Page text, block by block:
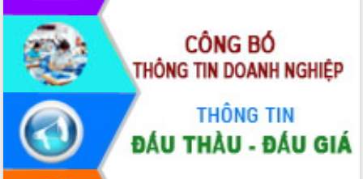
trưởng đạt 5,86% trong năm 2026
UBND tỉnh Đắk Lắk triển khai công tác
quốc phòng, quân sự địa phương năm
2026
Đắk Lắk tập trung toàn lực khắc phục
tồn tại IUU, sẵn sàng làm việc với
Đoàn thanh tra EC
Chủ tịch UBND tỉnh Tạ Anh Tuấn thăm,
chúc mừng các bệnh viện nhân Ngày
Thầy thuốc Việt Nam